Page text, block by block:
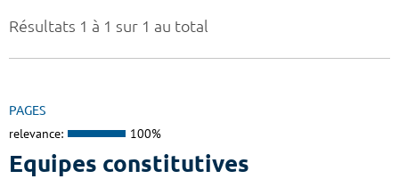
Résultats 1 à 1 sur 1 au total
PAGES
relevance: 100%
Equipes constitutives